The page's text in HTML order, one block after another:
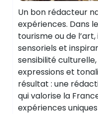
Un bon rédacteur
expériences. Dans
tourisme ou de
sensoriels et
sensibilité
expressions et
résultat : une
qui valorise la
expériences